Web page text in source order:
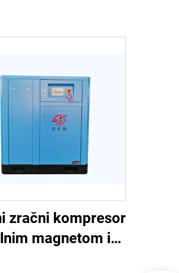
zračni kompresor
magnetom in